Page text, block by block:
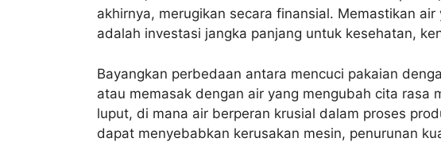
akhirnya, merugikan secara finansial. Memastikan
adalah investasi jangka panjang untuk kesehatan,
Bayangkan perbedaan antara mencuci pakaian
atau memasak dengan air yang mengubah cita rasa
luput, di mana air berperan krusial dalam proses
dapat menyebabkan kerusakan mesin, penurunan